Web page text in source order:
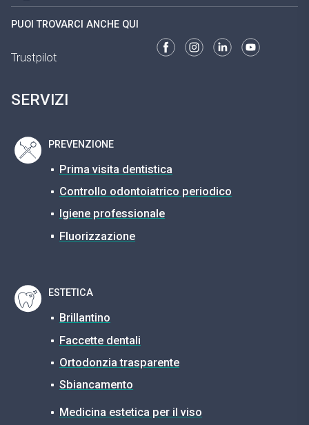
PUOI TROVARCI ANCHE QUI
Trustpilot
SERVIZI
PREVENZIONE
Prima visita dentistica
Controllo odontoiatrico periodico
Igiene professionale
Fluorizzazione
ESTETICA
Brillantino
Faccette dentali
Ortodonzia trasparente
Sbiancamento
Medicina estetica per il viso